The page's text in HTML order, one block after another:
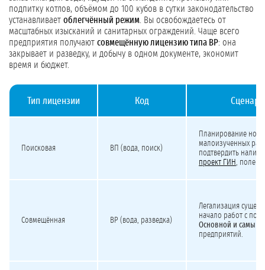
подпитку котлов, объёмом до 100 кубов в сутки законодательство
устанавливает облегчённый режим . Вы освобождаетесь от
масштабных изысканий и санитарных ограждений. Чаще всего
предприятия получают совмещённую лицензию типа ВР: она
закрывает и разведку, и добычу в одном документе, экономит
время и бюджет.
Тип лицензии Код
Поисковая ВП (вода, поиск)
Планирование
малоизученных
подтвердить
проект ГИН,
Совмещённая ВР (вода, разведка)
Легализация
начало работ с
Основной и самый
предприятий.